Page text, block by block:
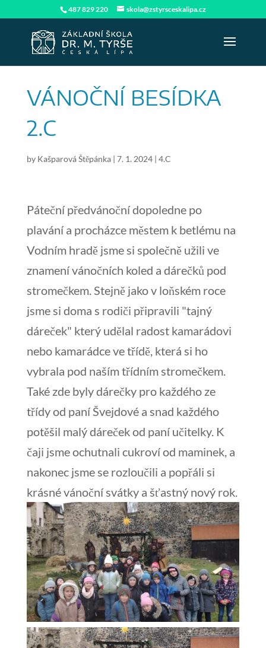
487 829 220 skola@zstyrsceskalipa.cz
VÁNOČNÍ BESÍDKA
2.C
by Kašparová Štěpánka| 7. 1. 2024| 4.C
Páteční předvánoční dopoledne po
plavání a procházce městem k betlému na
Vodním hradě jsme si společně užili ve
znamení vánočních koled a dárečků pod
stromečkem. Stejně jako v loňském roce
jsme si doma s rodiči připravili "tajný
dáreček" který udělal radost kamarádovi
nebo kamarádce ve třídě, která si ho
vybrala pod naším třídním stromečkem.
Také zde byly dárečky pro každého ze
třídy od paní Švejdové a snad každého
potěšil malý dáreček od paní učitelky. K
čaji jsme ochutnali cukroví od maminek, a
nakonec jsme se rozloučili a popřáli si
krásné vánoční svátky a šťastný nový rok.